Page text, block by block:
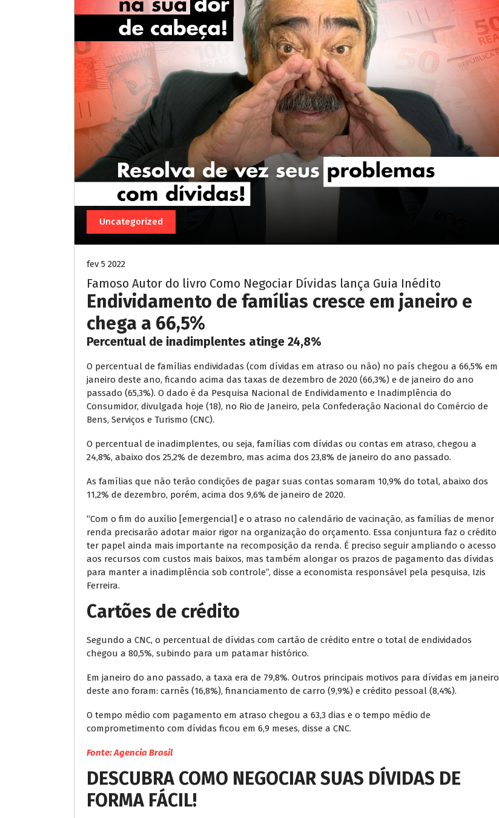
Uncategorized
fev 5 2022
Famoso Autor do livro Como Negociar Dívidas lança Guia Inédito
Endividamento de famílias cresce em janeiro e
chega a 66,5%
Percentual de inadimplentes atinge 24,8%
O percentual de famílias endividadas (com dívidas em atraso ou não) no país chegou a 66,5% em
janeiro deste ano, ficando acima das taxas de dezembro de 2020 (66,3%) e de janeiro do ano
passado (65,3%). O dado é da Pesquisa Nacional de Endividamento e Inadimplência do
Consumidor, divulgada hoje (18), no Rio de Janeiro, pela Confederação Nacional do Comércio de
Bens, Serviços e Turismo (CNC).
O percentual de inadimplentes, ou seja, famílias com dívidas ou contas em atraso, chegou a
24,8%, abaixo dos 25,2% de dezembro, mas acima dos 23,8% de janeiro do ano passado.
As famílias que não terão condições de pagar suas contas somaram 10,9% do total, abaixo dos
11,2% de dezembro, porém, acima dos 9,6% de janeiro de 2020.
“Com o fim do auxílio [emergencial] e o atraso no calendário de vacinação, as famílias de menor
renda precisarão adotar maior rigor na organização do orçamento. Essa conjuntura faz o crédito
ter papel ainda mais importante na recomposição da renda. É preciso seguir ampliando o acesso
aos recursos com custos mais baixos, mas também alongar os prazos de pagamento das dívidas
para manter a inadimplência sob controle”, disse a economista responsável pela pesquisa, Izis
Ferreira.
Cartões de crédito
Segundo a CNC, o percentual de dívidas com cartão de crédito entre o total de endividados
chegou a 80,5%, subindo para um patamar histórico.
Em janeiro do ano passado, a taxa era de 79,8%. Outros principais motivos para dívidas em janeiro
deste ano foram: carnês (16,8%), financiamento de carro (9,9%) e crédito pessoal (8,4%).
O tempo médio com pagamento em atraso chegou a 63,3 dias e o tempo médio de
comprometimento com dívidas ficou em 6,9 meses, disse a CNC.
Fonte: Agencia Brasil
DESCUBRA COMO NEGOCIAR SUAS DÍVIDAS DE
FORMA FÁCIL!